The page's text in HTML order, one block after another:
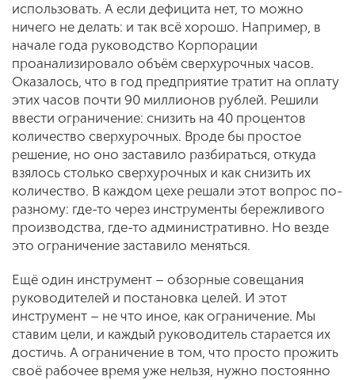
использовать. А если дефицита нет, то можно
ничего не делать: и так всё хорошо. Например, в
начале года руководство Корпорации
проанализировало объём сверхурочных часов.
Оказалось, что в год предприятие тратит на оплату
этих часов почти 90 миллионов рублей. Решили
ввести ограничение: снизить на 40 процентов
количество сверхурочных. Вроде бы простое
решение, но оно заставило разбираться, откуда
взялось столько сверхурочных и как снизить их
количество. В каждом цехе решали этот вопрос по-
разному: где-то через инструменты бережливого
производства, где-то административно. Но везде
это ограничение заставило меняться.
Ещё один инструмент – обзорные совещания
руководителей и постановка целей. И этот
инструмент – не что иное, как ограничение. Мы
ставим цели, и каждый руководитель старается их
достичь. А ограничение в том, что просто прожить
своё рабочее время уже нельзя, нужно постоянно